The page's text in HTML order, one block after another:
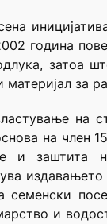
година
затоа
материјал
на
на член
и
и